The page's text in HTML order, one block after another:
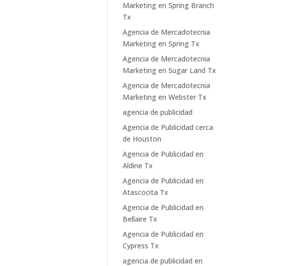
Marketing en Spring Branch
Tx
Agencia de Mercadotecnia
Marketing en Spring Tx
Agencia de Mercadotecnia
Marketing en Sugar Land Tx
Agencia de Mercadotecnia
Marketing en Webster Tx
agencia de publicidad
Agencia de Publicidad cerca
de Houston
Agencia de Publicidad en
Aldine Tx
Agencia de Publicidad en
Atascocita Tx
Agencia de Publicidad en
Bellaire Tx
Agencia de Publicidad en
Cypress Tx
agencia de publicidad en